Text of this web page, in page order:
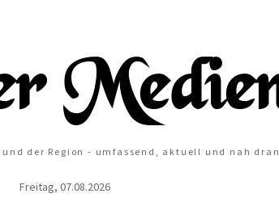
der Region - umfassend, aktuell und nah dran
Freitag, 07.08.2026